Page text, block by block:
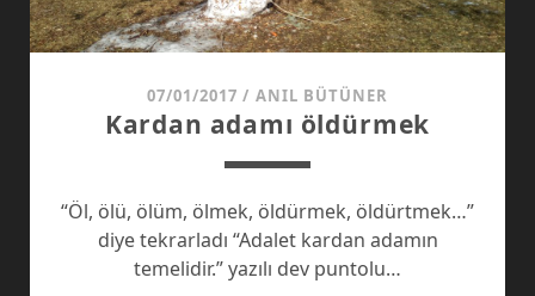
07/01/2017 / ANIL BÜTÜNER
Kardan adamı öldürmek
“Öl, ölü, ölüm, ölmek, öldürmek, öldürtmek…”
diye tekrarladı “Adalet kardan adamın
temelidir.” yazılı dev puntolu…